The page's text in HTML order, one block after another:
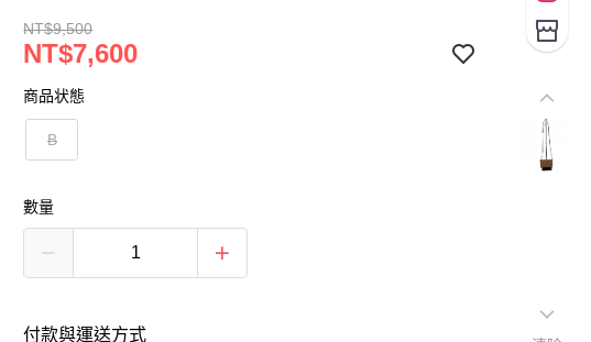
NT$9,500
NT$7,600
商品状態
B
數量
付款與運送方式